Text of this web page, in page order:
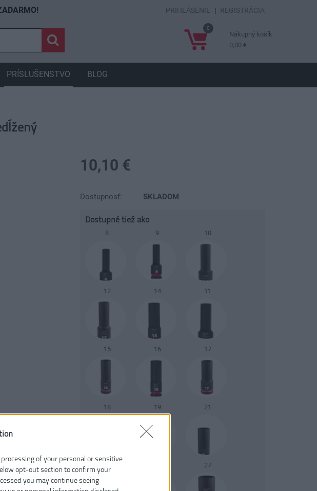
of your personal or sensitive
opt-out section to confirm your
you may continue seeing
10,10 €
Dostupnosť: SKLADOM
Dostupné tiež ako
8 9 10
12 14 11
15 16 17
18 19 21
27
PRIHLÁSENIE | REGISTRÁCIA
0
Nákupný košík
0,00 €
PRÍSLUŠENSTVO BLOG